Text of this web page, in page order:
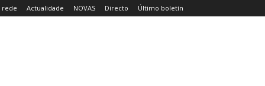
rede Actualidade NOVAS Directo Último boletín